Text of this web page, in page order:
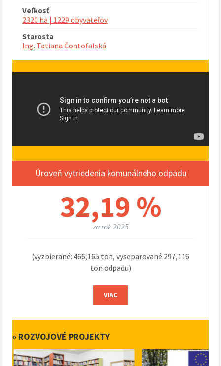
Veľkosť
2320 ha | 1229 obyvateľov
Starosta
Ing. Tatiana Čontofalská
Úroveň vytriedenia komunálneho odpadu
32,19 %
za rok 2025
(vyzbierané: 466,165 ton, vyseparované 297,116
ton odpadu)
VIAC
» ROZVOJOVÉ PROJEKTY